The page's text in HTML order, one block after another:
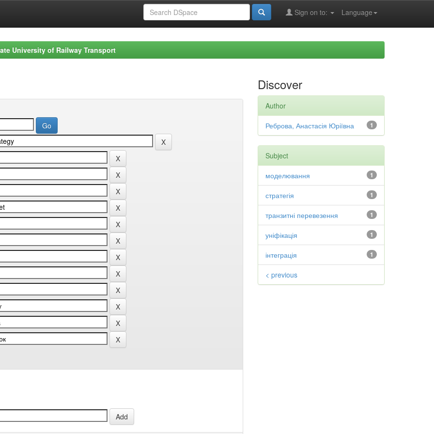
Language
Sign on to:
University of Railway Transport
Discover
Author
1
Реброва, Анастасія Юріївна
Subject
1
моделювання
1
стратегія
1
транзитні перевезення
1
уніфікація
1
інтеграція
< previous